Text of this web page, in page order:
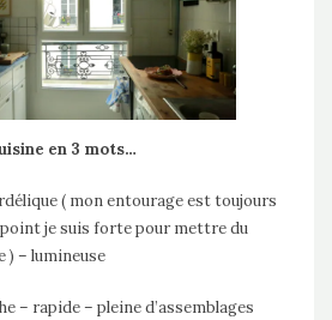
en 3 mots…
( mon entourage est toujours
je suis forte pour mettre du
) – lumineuse
– rapide – pleine d’assemblages